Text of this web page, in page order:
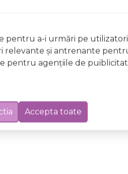
prezentate pot fi diferite față de
unor diferențe, prevalează informația
hubstkavt02505pm a fost
a-i urmări pe
relevante şi antrenante
pentru agenţiile de
Accepta toate